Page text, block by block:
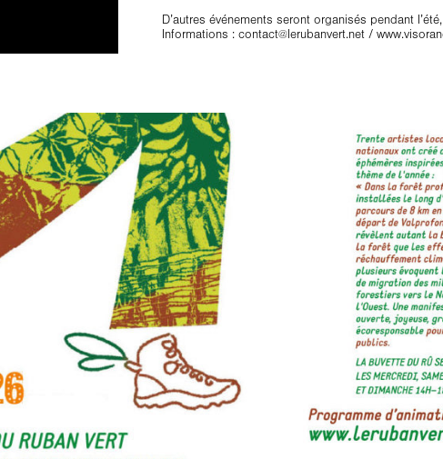
D’autres événements seront organisés pendant
Informations : contact@lerubanvert.net /